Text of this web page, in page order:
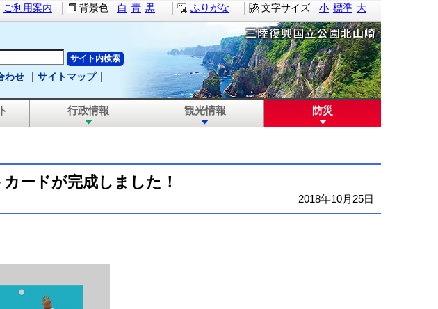
文字サイズ 小 標準 大
ご利用案内 背景色 白 青 黒 ふりがな
わせ サイトマップ
行政情報 観光情報 防災
ードが完成しました！
2018年10月25日